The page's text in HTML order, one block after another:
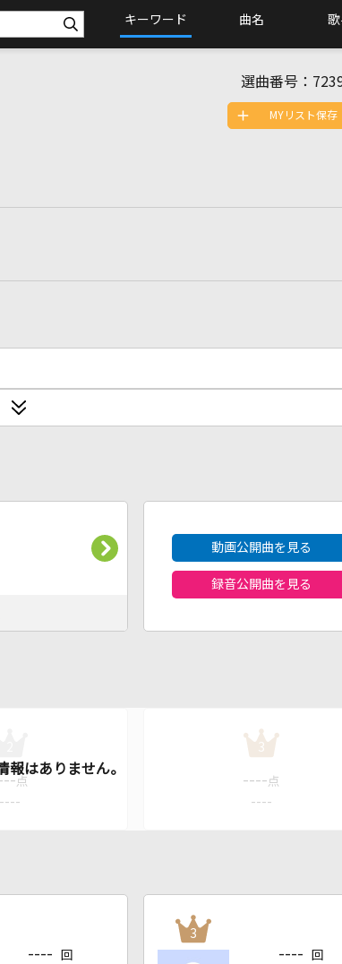
キーワード 曲名
選曲番号：
MYリスト保存
動画公開曲を見る
録音公開曲を見る
点
----
3
---- 点
----
---- 回
3
---- 回